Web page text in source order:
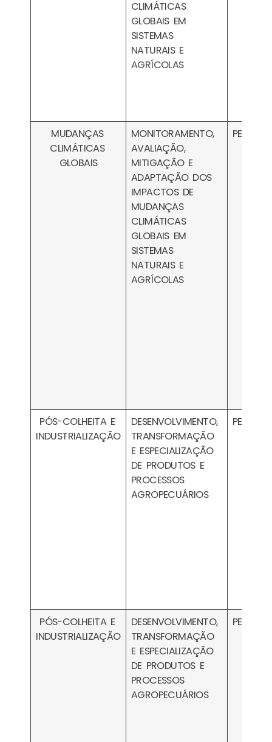
CLIMÁTICAS
GLOBAIS EM
SISTEMAS
NATURAIS E
AGRÍCOLAS
MUDANÇAS
CLIMÁTICAS
GLOBAIS
MONITORAMENTO,
AVALIAÇÃO,
MITIGAÇÃO E
ADAPTAÇÃO DOS
IMPACTOS DE
MUDANÇAS
CLIMÁTICAS
GLOBAIS EM
SISTEMAS
NATURAIS E
AGRÍCOLAS
PÓS-COLHEITA E
INDUSTRIALIZAÇÃO
DESENVOLVIMENTO,
TRANSFORMAÇÃO
E ESPECIALIZAÇÃO
DE PRODUTOS E
PROCESSOS
AGROPECUÁRIOS
PÓS-COLHEITA E
INDUSTRIALIZAÇÃO
DESENVOLVIMENTO,
TRANSFORMAÇÃO
E ESPECIALIZAÇÃO
DE PRODUTOS E
PROCESSOS
AGROPECUÁRIOS